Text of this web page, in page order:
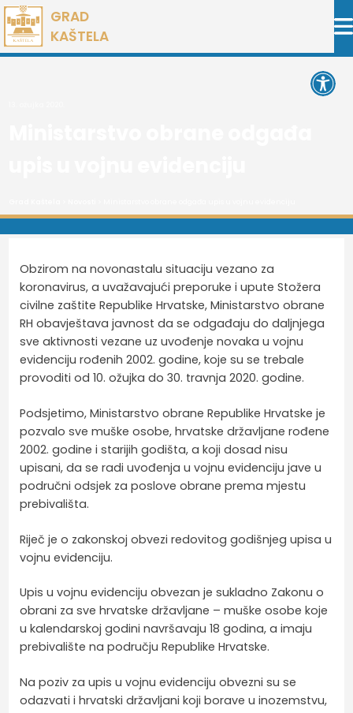
Preskoči
na
sadržaj
GRAD
KAŠTELA
Obzirom na novonastalu situaciju vezano za
koronavirus, a uvažavajući preporuke i upute Stožera
civilne zaštite Republike Hrvatske, Ministarstvo obrane
RH obavještava javnost da se odgađaju do daljnjega
sve aktivnosti vezane uz uvođenje novaka u vojnu
evidenciju rođenih 2002. godine, koje su se trebale
provoditi od 10. ožujka do 30. travnja 2020. godine.
Podsjetimo, Ministarstvo obrane Republike Hrvatske je
pozvalo sve muške osobe, hrvatske državljane rođene
2002. godine i starijih godišta, a koji dosad nisu
upisani, da se radi uvođenja u vojnu evidenciju jave u
područni odsjek za poslove obrane prema mjestu
prebivališta.
Riječ je o zakonskoj obvezi redovitog godišnjeg upisa u
vojnu evidenciju.
Upis u vojnu evidenciju obvezan je sukladno Zakonu o
obrani za sve hrvatske državljane – muške osobe koje
u kalendarskoj godini navršavaju 18 godina, a imaju
prebivalište na području Republike Hrvatske.
Na poziv za upis u vojnu evidenciju obvezni su se
odazvati i hrvatski državljani koji borave u inozemstvu,